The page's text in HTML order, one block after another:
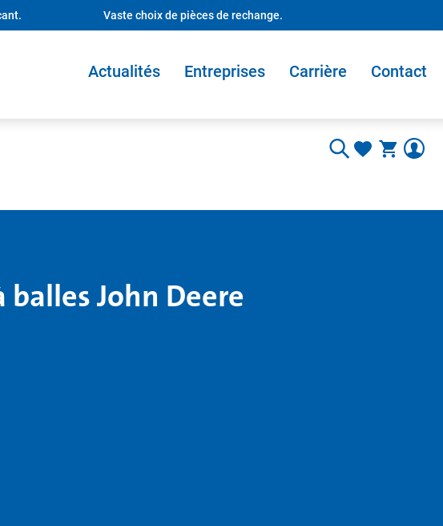
Vaste choix de pièces de rechange.
Actualités Entreprises Carrière Contact
John Deere